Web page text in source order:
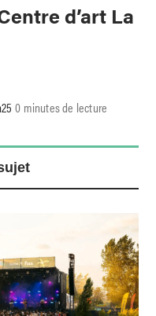
d’art La
0 minutes de lecture